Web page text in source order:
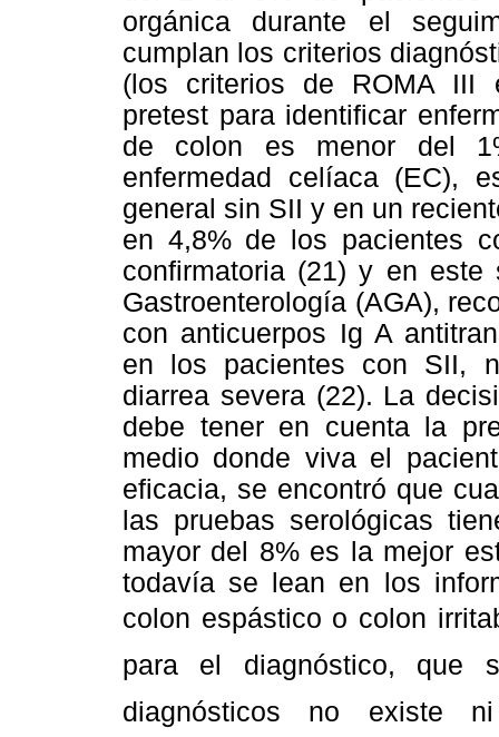
orgánica durante el
cumplan los criterios
(los criterios de ROMA III
pretest para identificar
de colon es menor del
enfermedad celíaca (EC),
general sin SII y en un
en 4,8% de los pacientes
confirmatoria (21) y en este
Gastroenterología (AGA),
con anticuerpos Ig A
en los pacientes con SII,
diarrea severa (22). La
debe tener en cuenta la
medio donde viva el
eficacia, se encontró que
las pruebas serológicas
mayor del 8% es la mejor
todavía se lean en los
colon espástico o colon
para el diagnóstico, que
diagnósticos no existe